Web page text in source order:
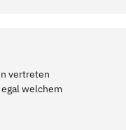
vertreten
welchem